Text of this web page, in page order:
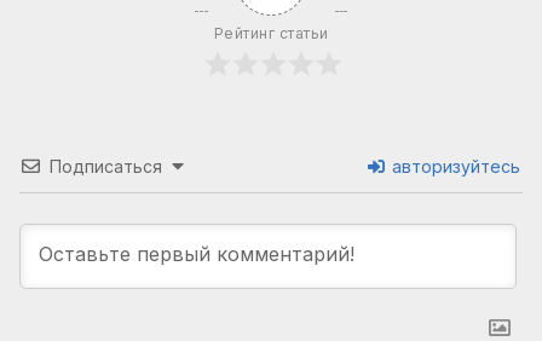
Рейтинг статьи
Подписаться авторизуйтесь